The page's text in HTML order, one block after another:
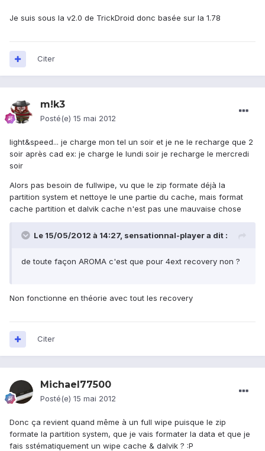
Je suis sous la v2.0 de TrickDroid donc basée sur la 1.78
Citer
m!k3
Posté(e) 15 mai 2012
light&speed... je charge mon tel un soir et je ne le recharge que 2
soir après cad ex: je charge le lundi soir je recharge le mercredi
soir
Alors pas besoin de fullwipe, vu que le zip formate déjà la
partition system et nettoye le une partie du cache, mais format
cache partition et dalvik cache n'est pas une mauvaise chose
Le 15/05/2012 à 14:27, sensationnal-player a dit :
de toute façon AROMA c'est que pour 4ext recovery non ?
Non fonctionne en théorie avec tout les recovery
Citer
Michael77500
Posté(e) 15 mai 2012
Donc ça revient quand même à un full wipe puisque le zip
formate la partition system, que je vais formater la data et que je
fais sstématiquement un wipe cache & dalvik ? :P